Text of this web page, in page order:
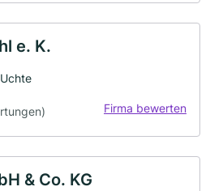
e. K.
Firma bewerten
& Co. KG